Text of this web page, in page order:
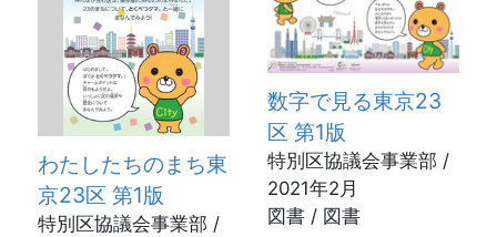
わたしたちのまち東
京23区 第1版
特別区協議会事業部 /
数字で見る東京23
区 第1版
特別区協議会事業部 /
2021年2月
図書 / 図書